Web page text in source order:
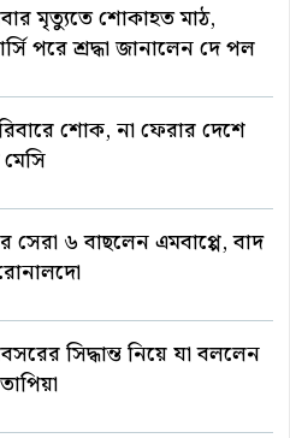
মৃত্যুতে শোকাহত মাঠ,
পরে শ্রদ্ধা জানালেন দে পল
শোক, না ফেরার দেশে
সেরা ৬ বাছলেন এমবাপ্পে, বাদ
সিদ্ধান্ত নিয়ে যা বললেন